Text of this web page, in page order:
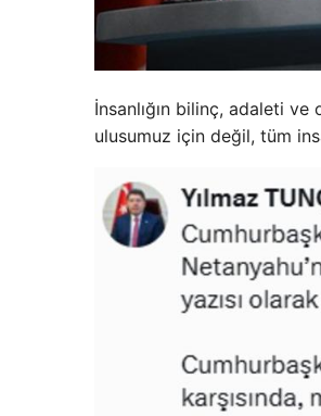
İnsanlığın bilinç, adaleti ve
ulusumuz için değil, tüm